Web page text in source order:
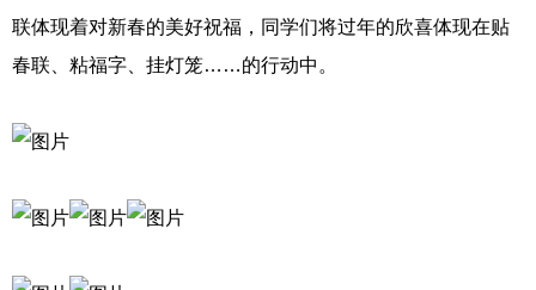
联体现着对新春的美好祝福，同学们将过年的欣喜体现在贴
春联、粘福字、挂灯笼……的行动中。